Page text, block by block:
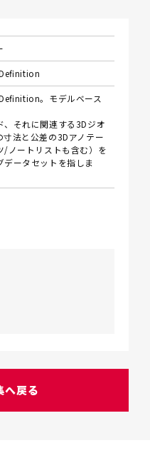
。モデルベース
、それに関連する3Dジオ
寸法と公差の3Dアノテー
/ノートリストも含む）を
データセットを指しま
へ戻る